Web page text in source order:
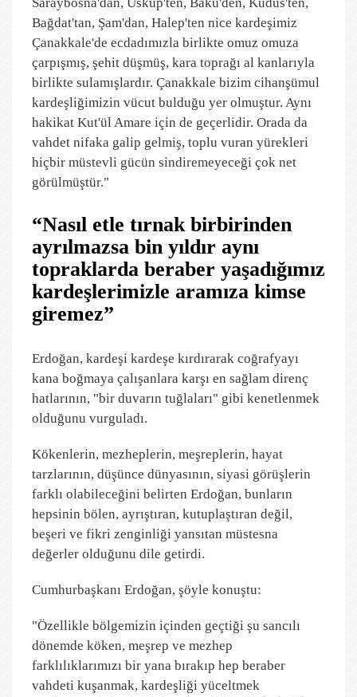
Bağdat'tan, Şam'dan, Halep'ten nice kardeşimiz
Çanakkale'de ecdadımızla birlikte omuz omuza
çarpışmış, şehit düşmüş, kara toprağı al kanlarıyla
birlikte sulamışlardır. Çanakkale bizim cihanşümul
kardeşliğimizin vücut bulduğu yer olmuştur. Aynı
hakikat Kut'ül Amare için de geçerlidir. Orada da
vahdet nifaka galip gelmiş, toplu vuran yürekleri
hiçbir müstevli gücün sindiremeyeceği çok net
görülmüştür."
“Nasıl etle tırnak birbirinden
ayrılmazsa bin yıldır aynı
topraklarda beraber yaşadığımız
kardeşlerimizle aramıza kimse
giremez”
Erdoğan, kardeşi kardeşe kırdırarak coğrafyayı
kana boğmaya çalışanlara karşı en sağlam direnç
hatlarının, "bir duvarın tuğlaları" gibi kenetlenmek
olduğunu vurguladı.
Kökenlerin, mezheplerin, meşreplerin, hayat
tarzlarının, düşünce dünyasının, siyasi görüşlerin
farklı olabileceğini belirten Erdoğan, bunların
hepsinin bölen, ayrıştıran, kutuplaştıran değil,
beşeri ve fikri zenginliği yansıtan müstesna
değerler olduğunu dile getirdi.
Cumhurbaşkanı Erdoğan, şöyle konuştu:
"Özellikle bölgemizin içinden geçtiği şu sancılı
dönemde köken, meşrep ve mezhep
farklılıklarımızı bir yana bırakıp hep beraber
vahdeti kuşanmak, kardeşliği yüceltmek